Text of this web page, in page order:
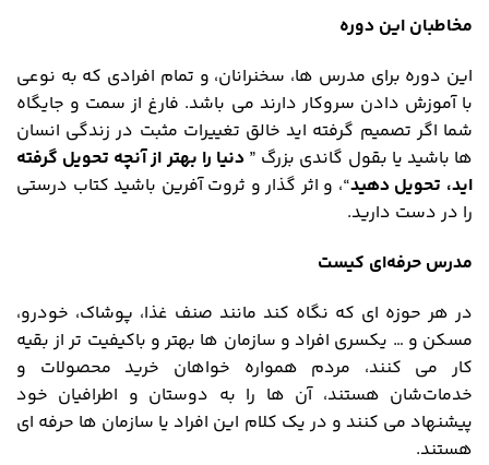
مخاطبان این دوره
این دوره برای مدرس ها، سخنرانان، و تمام افرادی که به نوعی
با آموزش دادن سروکار دارند می باشد. فارغ از سمت و جایگاه
شما اگر تصمیم گرفته اید خالق تغییرات مثبت در زندگی انسان
ها باشید یا بقول گاندی بزرگ ”دنیا را بهتر از آنچه تحویل گرفته
اید، تحویل دهید“، و اثر گذار و ثروت آفرین باشید کتاب درستی
را در دست دارید.
مدرس حرفه‌ای کیست
در هر حوزه ای که نگاه کند مانند صنف غذا، پوشاک، خودرو،
مسکن و … یکسری افراد و سازمان ها بهتر و باکیفیت تر از بقیه
کار می کنند، مردم همواره خواهان خرید محصولات و
خدمات‌شان هستند، آن ها را به دوستان و اطرافیان خود
پیشنهاد می کنند و در یک کلام این افراد یا سازمان ها حرفه ای
هستند.